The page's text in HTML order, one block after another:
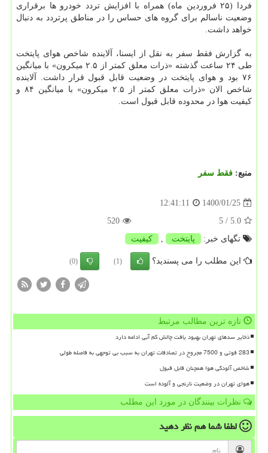
فردا (۲۵ فروردین ماه) همراه با افزایش تردد خودرو ها برقراری
وضعیت ناسالم برای گروه های حساس را در مناطق پرتردد به دنبال
خواهد داشت.
به گزارش فقط سفر به نقل از ایسنا، آلاینده شاخص هوای پایتخت
طی ۲۴ ساعت گذشته «ذرات معلق کمتر از ۲.۵ میکرون» با میانگین
۷۶ بود و هوای پایتخت در وضعیت قابل قبول قرار داشت. آلاینده
شاخص الان «ذرات معلق کمتر از ۲.۵ میکرون» با میانگین ۸۴ و
کیفیت هوا در محدوده قابل قبول است.
منبع: فقط سفر
1400/01/25
12:41:11
5.0
/ 5
520
تگهای خبر:
پایتخت , كیفیت
این مطلب را می پسندید؟ (1)
(0)
تازه ترین مطالب مرتبط
ذخایر سدهای تهران بهبود یافت چالش کم آبی ادامه دارد
283 فوتی و 7500 مجروح در تصادفات تهران به سبب بی توجهی به فاصله طولی
شاخص آلودگی هوا همچنان قابل قبول
هوای تهران در وضعیت نارنجی و آلوده است
نظرات بینندگان در مورد این مطلب
لطفا شما همنظر دهید